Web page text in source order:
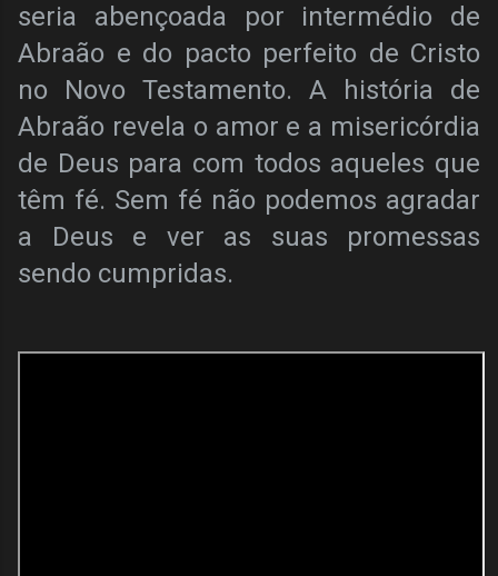
seria abençoada por intermédio de
Abraão e do pacto perfeito de Cristo
no Novo Testamento. A história de
Abraão revela o amor e a misericórdia
de Deus para com todos aqueles que
têm fé. Sem fé não podemos agradar
a Deus e ver as suas promessas
sendo cumpridas.